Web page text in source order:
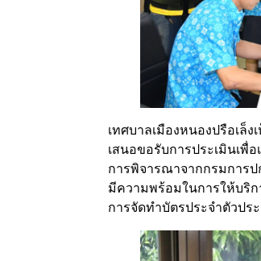
เทศบาลเมืองหนองปรือเล็
เสนอขอรับการประเมินเพื่
การพิจารณาจากกรมการป
มีความพร้อมในการให้บริก
การจัดทำบัตรประจำตัวปร